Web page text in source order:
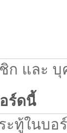
ก และ
ร์ดนี้
ะทู้ในบอ